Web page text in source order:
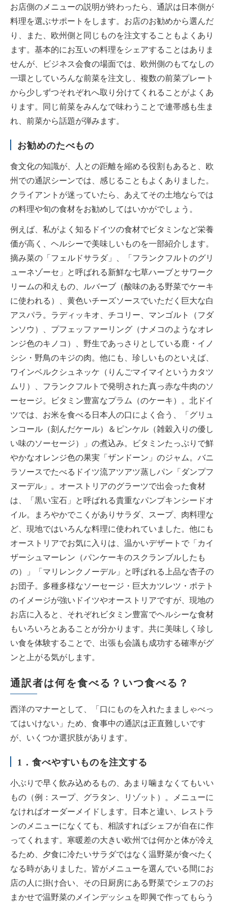
お店側のメニューの説明が終わったら、通訳は日本側が
料理を選ぶサポートをします。お店のお勧めから選んだ
り、また、欧州側と同じものを注文することもよくあり
ます。基本的にお互いの料理をシェアすることはありま
せんが、ビジネス会食の場面では、欧州側のもてなしの
一環としていろんな前菜を注文し、複数の前菜プレート
から少しずつそれぞれへ取り分けてくれることがよくあ
ります。同じ前菜をみんなで味わうことで連帯感も生ま
れ、前菜から話題が弾みます。
お勧めのたべもの
食文化の知識が、人との距離を縮める役割もあると、欧
州での通訳シーンでは、感じることもよくありました。
クライアントが迷っていたら、あえてその土地ならでは
の料理や旬の食材をお勧めしてはいかがでしょう。
例えば、私がよく知るドイツの食材でビタミンなど栄養
価が高く、ヘルシーで美味しいものを一部紹介します。
摘み菜の「フェルドサラダ」、「フランクフルトのグリ
ューネゾーセ」と呼ばれる新鮮な七草ハーブとサワーク
リームの和えもの、ルバーブ（酸味のある野菜でケーキ
に使われる）、黄色いチーズソースでいただく巨大な白
アスパラ。ラディッキオ、チコリー、マンゴルト（フダ
ンソウ）、プフェッファーリング（ナメコのようなオレ
ンジ色のキノコ）、野生であっさりとしている鹿・イノ
シシ・野鳥のキジの肉。他にも、珍しいものといえば、
ワインベルクシュネッケ（りんごマイマイというカタツ
ムリ）、フランクフルトで発明された真っ赤な牛肉のソ
ーセージ。ビタミン豊富なプラム（のケーキ）。北ドイ
ツでは、お米を食べる日本人の口によく合う、「グリュ
ンコール（刻んだケール）＆ピンケル（雑穀入りの優し
い味のソーセージ）」の煮込み。ビタミンたっぷりで鮮
やかなオレンジ色の果実「ザンドーン」のジャム。バニ
ラソースでたべるドイツ流アツアツ蒸しパン「ダンプフ
ヌーデル」。オーストリアのグラーツで出会った食材
は、「黒い宝石」と呼ばれる貴重なパンプキンシードオ
イル。まろやかでこくがありサラダ、スープ、肉料理な
ど、現地ではいろんな料理に使われていました。他にも
オーストリアでお気に入りは、温かいデザートで「カイ
ザーシュマーレン（パンケーキのスクランブルしたも
の）」「マリレンクノーデル」と呼ばれる上品な杏子の
お団子。多種多様なソーセージ・巨大カツレツ・ポテト
のイメージが強いドイツやオーストリアですが、現地の
お店に入ると、それぞれビタミン豊富でヘルシーな食材
もいろいろとあることが分かります。共に美味しく珍し
い食を体験することで、出張も会議も成功する確率がグ
ンと上がる気がします。
通訳者は何を食べる？いつ食べる？
西洋のマナーとして、「口にものを入れたまましゃべっ
てはいけない」ため、食事中の通訳は正直難しいです
が、いくつか選択肢があります。
1．食べやすいものを注文する
小ぶりで早く飲み込めるもの、あまり噛まなくてもいい
もの（例：スープ、グラタン、リゾット）。メニューに
なければオーダーメイドします。日本と違い、レストラ
ンのメニューになくても、相談すればシェフが自在に作
ってくれます。寒暖差の大きい欧州では何かと体が冷え
るため、夕食に冷たいサラダではなく温野菜が食べたく
なる時がありました。皆がメニューを選んでいる間にお
店の人に掛け合い、その日厨房にある野菜でシェフのお
まかせで温野菜のメインデッシュを即興で作ってもらう